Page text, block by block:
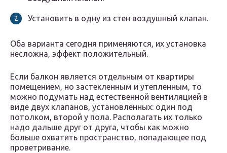
Установить в одну из стен воздушный клапан.
Оба варианта сегодня применяются, их установка
несложна, эффект положительный.
Если балкон является отдельным от квартиры
помещением, но застекленным и утепленным, то
можно подумать над естественной вентиляцией в
виде двух клапанов, установленных: один под
потолком, второй у пола. Располагать их только
надо дальше друг от друга, чтобы как можно
больше охватить пространство, попадающее под
проветривание.